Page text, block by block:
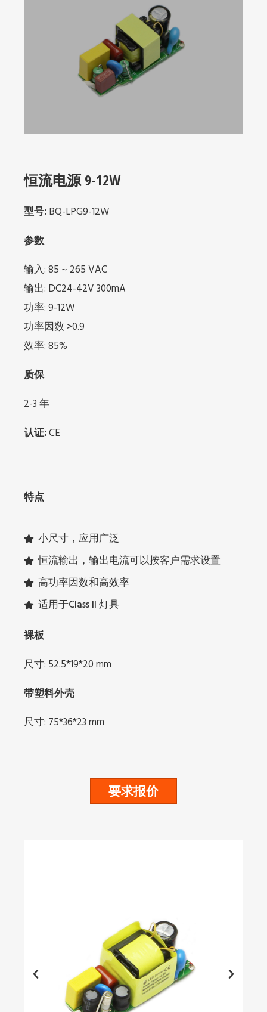
恒流电源 9-12W
型号: BQ-LPG9-12W
参数
输入: 85 ~ 265 VAC
输出: DC24-42V 300mA
功率: 9-12W
功率因数 >0.9
效率: 85%
质保
2-3 年
认证:CE
特点
小尺寸，应用广泛
恒流输出，输出电流可以按客户需求设置
高功率因数和高效率
适用于Class II 灯具
裸板
尺寸: 52.5*19*20 mm
带塑料外壳
尺寸: 75*36*23 mm
要求报价